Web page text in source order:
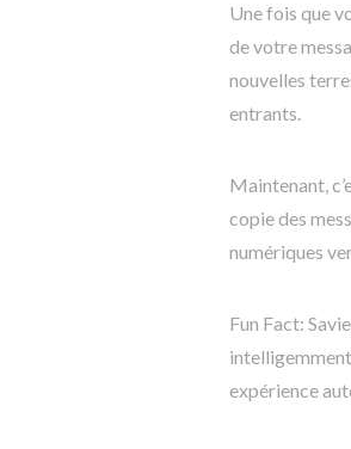
Une fois que
de votre
nouvelles
entrants.
Maintenant,
copie des
numériques
Fun Fact:
expérience